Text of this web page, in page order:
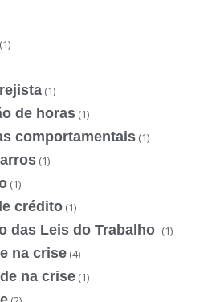
(1)
(1)
de horas (1)
comportamentais (1)
(1)
(1)
crédito (1)
das Leis do Trabalho (1)
na crise (4)
na crise (1)